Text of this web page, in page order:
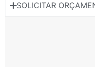
SOLICITAR